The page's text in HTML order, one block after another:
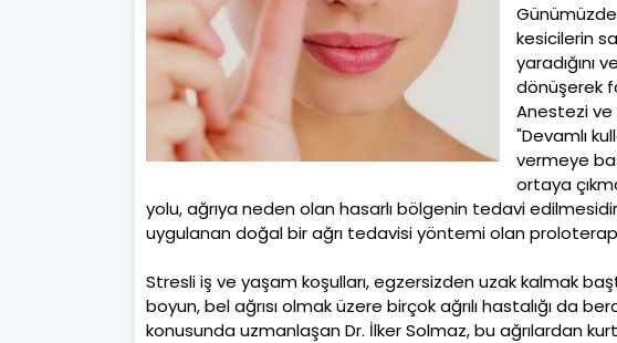
kesicilerin
yaradığını
dönüşerek
Anestezi ve
"Devamlı
vermeye
ortaya
yolu, ağrıya neden olan hasarlı bölgenin tedavi
uygulanan doğal bir ağrı tedavisi yöntemi olan
Stresli iş ve yaşam koşulları, egzersizden uzak kalmak
boyun, bel ağrısı olmak üzere birçok ağrılı hastalığı da
konusunda uzmanlaşan Dr. İlker Solmaz, bu ağrılardan